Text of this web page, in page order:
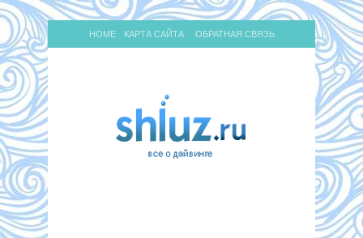
HOME КАРТА САЙТА ОБРАТНАЯ СВЯЗЬ